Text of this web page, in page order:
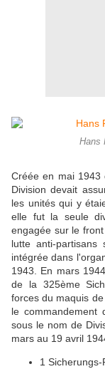
Hans
Créée en mai 1943
Division devait
les unités qui y
elle fut la seule
engagée sur le
lutte anti-
intégrée dans
1943. En mars
de la 325ème
forces du maquis
le commandement
sous le nom de
mars au 19 avril
1